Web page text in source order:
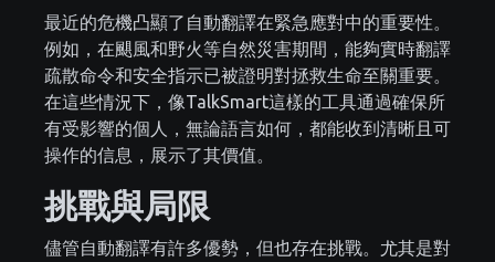
最近的危機凸顯了自動翻譯在緊急應對中的重要性。
例如，在颶風和野火等自然災害期間，能夠實時翻譯
疏散命令和安全指示已被證明對拯救生命至關重要。
在這些情況下，像TalkSmart這樣的工具通過確保所
有受影響的個人，無論語言如何，都能收到清晰且可
操作的信息，展示了其價值。
挑戰與局限
儘管自動翻譯有許多優勢，但也存在挑戰。尤其是對